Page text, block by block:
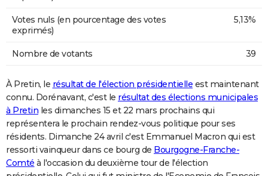
Votes nuls (en pourcentage des votes
exprimés)
5,13%
Nombre de votants 39
À Pretin, le résultat de l'élection présidentielle est maintenant
connu. Dorénavant, c'est le résultat des élections municipales
à Pretin les dimanches 15 et 22 mars prochains qui
représentera le prochain rendez-vous politique pour ses
résidents. Dimanche 24 avril c'est Emmanuel Macron qui est
ressorti vainqueur dans ce bourg de Bourgogne-Franche-
Comté à l'occasion du deuxième tour de l'élection